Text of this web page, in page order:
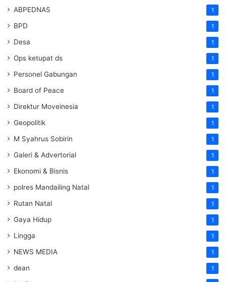
ABPEDNAS 1
BPD 1
Desa 1
Ops ketupat ds 1
Personel Gabungan 1
Board of Peace 1
Direktur Moveinesia 1
Geopolitik 1
M Syahrus Sobirin 1
Galeri & Advertorial 1
Ekonomi & Bisnis 1
polres Mandailing Natal 1
Rutan Natal 1
Gaya Hidup 1
Lingga 1
NEWS MEDIA 1
dean 1